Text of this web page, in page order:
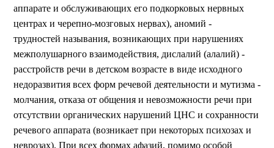
аппарате и обслуживающих его подкорковых нервных
центрах и черепно-мозговых нервах), аномий -
трудностей называния, возникающих при нарушениях
межполушарного взаимодействия, дислалий (алалий) -
расстройств речи в детском возрасте в виде исходного
недоразвития всех форм речевой деятельности и мутизма -
молчания, отказа от общения и невозможности речи при
отсутствии органических нарушений ЦНС и сохранности
речевого аппарата (возникает при некоторых психозах и
неврозах). При всех формах афазий, помимо особой